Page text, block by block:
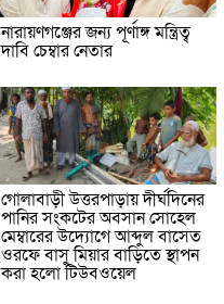
নারায়ণগঞ্জের জন্য পূর্ণাঙ্গ মন্ত্রিত্ব
দাবি চেম্বার নেতার
গোলাবাড়ী উত্তরপাড়ায় দীর্ঘদিনের
পানির সংকটের অবসান সোহেল
মেম্বারের উদ্যোগে আব্দুল বাসেত
ওরফে বাসু মিয়ার বাড়িতে স্থাপন
করা হলো টিউবওয়েল